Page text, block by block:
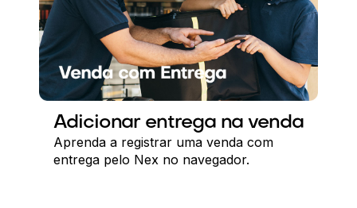
Adicionar entrega na venda
Aprenda a registrar uma venda com
entrega pelo Nex no navegador.